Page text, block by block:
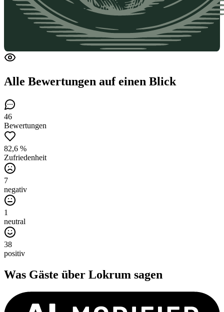
Alle Bewertungen auf einen Blick
46
Bewertungen
82,6 %
Zufriedenheit
7
negativ
1
neutral
38
positiv
Was Gäste über Lokrum sagen